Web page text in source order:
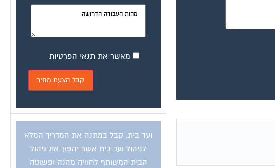
מאשר את תנאי הפרטיות
ועד בית, קבל במתנה את המדריך המלא
לניהול ועד בית אשר יהפוך את ניהול
הבית המשותף לחוויה מהנה ופשוטה